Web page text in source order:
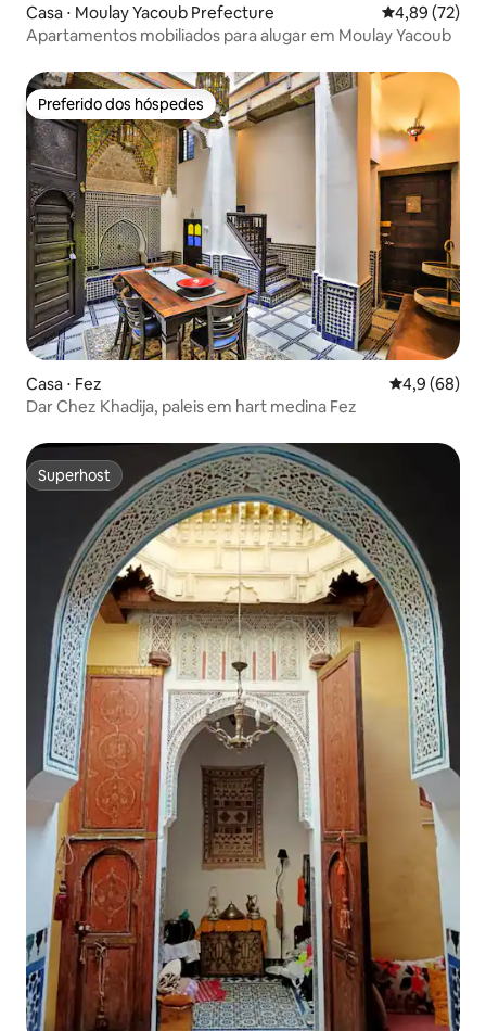
Casa ⋅ Moulay Yacoub Prefecture 4,89 de uma
4,89 (72)
Apartamentos mobiliados para alugar em Moulay Yacoub
Preferido dos hóspedes
Preferido dos hóspedes
Casa ⋅ Fez 4,9 de uma
4,9 (68)
Dar Chez Khadija, paleis em hart medina Fez
Superhost
Superhost